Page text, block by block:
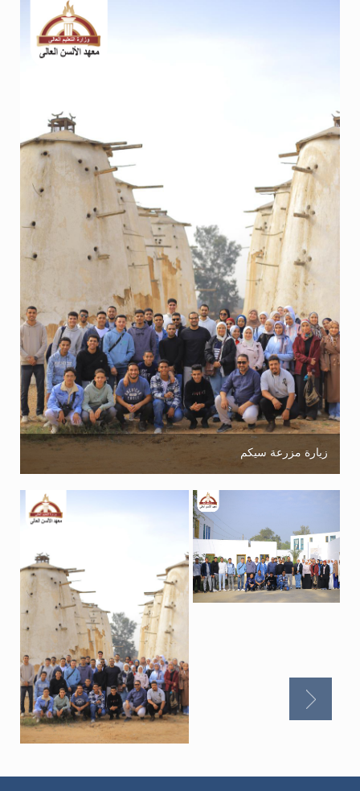
زيارة مزرعة سيكم